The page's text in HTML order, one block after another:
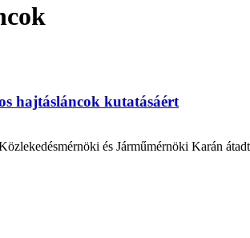
hajtásláncok kutatásáért
és Járműmérnöki Karán